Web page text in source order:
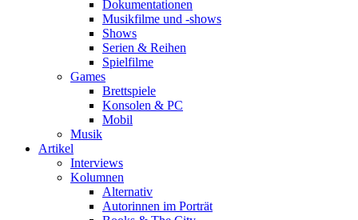
Dokumentationen
Musikfilme und -shows
Shows
Serien & Reihen
Spielfilme
Games
Brettspiele
Konsolen & PC
Mobil
Musik
Artikel
Interviews
Kolumnen
Alternativ
Autorinnen im Porträt